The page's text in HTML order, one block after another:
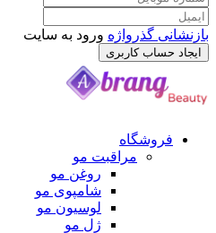
گذرواژه ورود به سایت
کاربری
مراقبت مو
روغن مو
شامپوی مو
لوسیون مو